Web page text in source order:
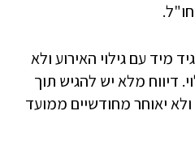
מיד עם גילוי האירוע ולא
הגילוי. דיווח מלא יש להגיש תוך
יאוחר מחודשיים ממועד